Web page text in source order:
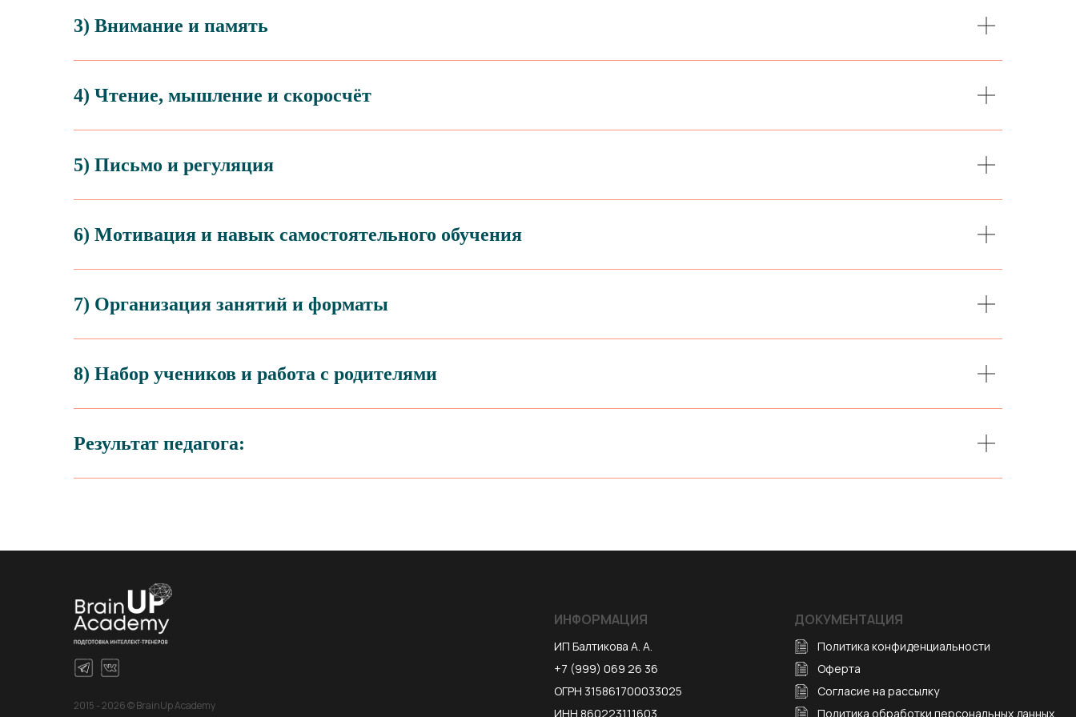
3) Внимание и память
4) Чтение, мышление и скоросчёт
5) Письмо и регуляция
6) Мотивация и навык самостоятельного обучения
7) Организация занятий и форматы
8) Набор учеников и работа с родителями
Результат педагога:
ИНФОРМАЦИЯ
ИП Балтикова А. А.
+7 (999) 069 26 36
ОГРН 315861700033025
ИНН 860223111603
ДОКУМЕНТАЦИЯ
Политика конфиденциальности
Оферта
Согласие на рассылку
Политика обработки персональных данных
2015 - 2026 © BrainUp Academy